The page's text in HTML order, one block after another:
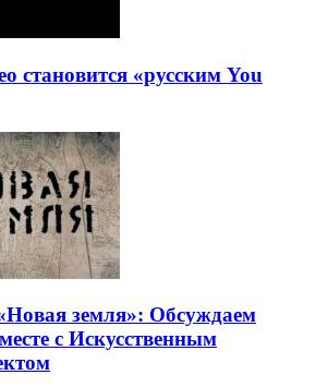
становится «русским You
земля»: Обсуждаем
с Искусственным